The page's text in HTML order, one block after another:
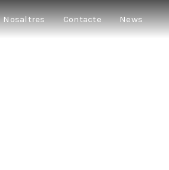
Nosaltres Contacte News